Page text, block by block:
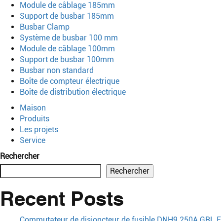
Module de câblage 185mm
Support de busbar 185mm
Busbar Clamp
Système de busbar 100 mm
Module de câblage 100mm
Support de busbar 100mm
Busbar non standard
Boîte de compteur électrique
Boîte de distribution électrique
Maison
Produits
Les projets
Service
Rechercher
Rechercher
Recent Posts